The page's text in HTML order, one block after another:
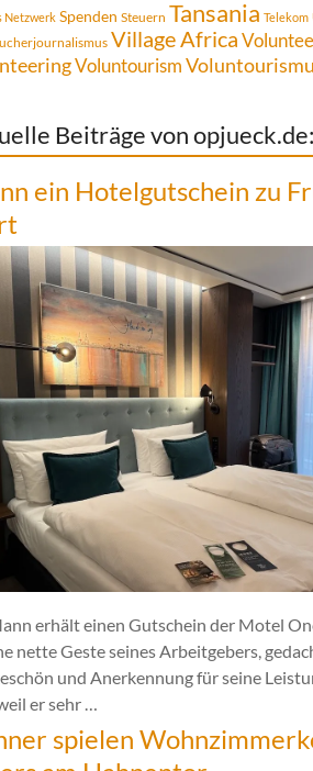
Netzwerk Spenden Steuern Tansania Telekom
Village Africa
Voluntourism
Beiträge von
ein Hotelgutschein zu
erhält einen Gutschein der Motel
nette Geste seines Arbeitgebers,
und Anerkennung für seine
er sehr …
spielen